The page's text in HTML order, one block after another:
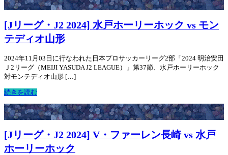
[Jリーグ・J2 2024] 水戸ホーリーホック vs モン
テディオ山形
2024年11月03日に行なわれた日本プロサッカーリーグ2部「2024 明治安田
Ｊ2リーグ（MEIJI YASUDA J2 LEAGUE）」第37節、水戸ホーリーホック
対モンテディオ山形 […]
続きを読む
[Jリーグ・J2 2024] V・ファーレン長崎 vs 水戸
ホーリーホック